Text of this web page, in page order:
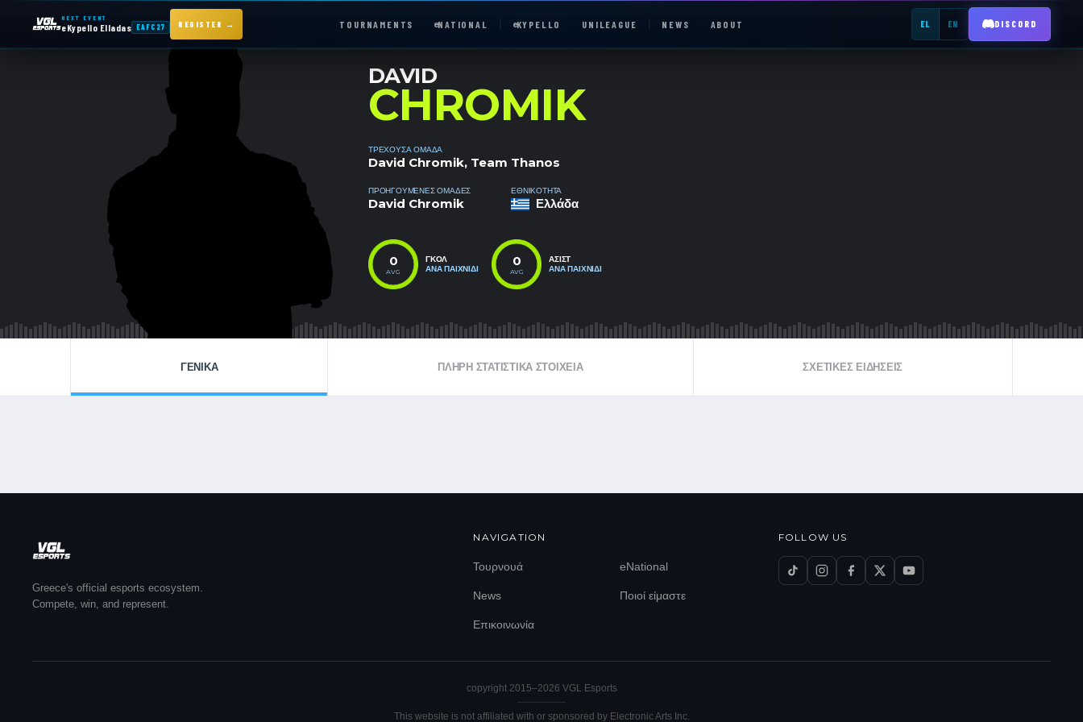
NEXT EVENT
eKypello Elladas EAFC27 REGISTER → TOURNAMENTS eNATIONAL eKYPELLO UNILEAGUE NEWS ABOUT EL EN DISCORD
ABOUT
EL EN
DAVID
CHROMIK
ΤΡΈΧΟΥΣΑ ΟΜΆΔΑ
David Chromik, Team Thanos
ΠΡΟΗΓΟΎΜΕΝΕΣ ΟΜΆΔΕΣ
David Chromik
ΕΘΝΙΚΌΤΗΤΑ
Ελλάδα
0
AVG
ΓΚΟΛ
ΑΝΆ ΠΑΙΧΝΊΔΙ
0
AVG
ΑΣΊΣΤ
ΑΝΆ ΠΑΙΧΝΊΔΙ
ΓΕΝΙΚΑ ΠΛΉΡΗ ΣΤΑΤΙΣΤΙΚΆ ΣΤΟΙΧΕΊΑ ΣΧΕΤΙΚΈΣ ΕΙΔΉΣΕΙΣ
Greece's official esports ecosystem.
Compete, win, and represent.
NAVIGATION
Τουρνουά eNational
News Ποιοί είμαστε
Επικοινωνία
FOLLOW US
copyright 2015–2026 VGL Esports
This website is not affiliated with or sponsored by Electronic Arts Inc.